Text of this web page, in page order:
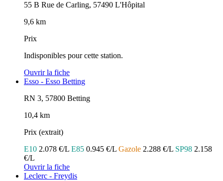
55 B Rue de Carling, 57490 L'Hôpital
9,6 km
Prix
Indisponibles pour cette station.
Ouvrir la fiche
Esso - Esso Betting
RN 3, 57800 Betting
10,4 km
Prix (extrait)
E10 2.078 €/L E85 0.945 €/L Gazole 2.288 €/L SP98 2.158
€/L
Ouvrir la fiche
Leclerc - Freydis